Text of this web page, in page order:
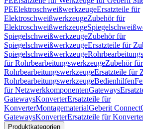
PEElektroschweißwerkzeugeErsatzteile für
ElektroschweißwerkzeugeZubehör für
Elektroschweißwerkzeuge
SpiegelschweißwerkzeugeZubehör für
SpiegelschweißwerkzeugeErsatzteile für
Spiegelschweißwerkzeuge
für RohrbearbeitungswerkzeugeZubehör für
RohrbearbeitungswerkzeugeErsatzteile für
RohrbearbeitungswerkzeugeBedienhilfen
für NetzwerkkomponentenGateways
GatewaysKonverterErsatzteile für
KonverterMontagematerialGeberit Connect
GatewaysKonverterErsatzteile für
Produktkategorien